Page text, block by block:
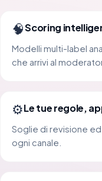
🧠Scoring
Modelli multi-label
che arrivi al
⚙️Le tue regole,
Soglie di revisione
ogni canale.